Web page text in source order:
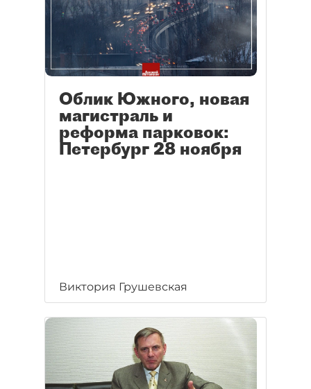
Облик Южного, новая
магистраль и
реформа парковок:
Петербург 28 ноября
Виктория Грушевская